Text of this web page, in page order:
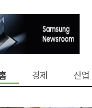
경제 산업